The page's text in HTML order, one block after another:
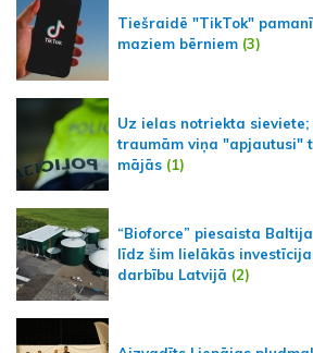
Tiešraidē "TikTok"
maziem bērniem (3)
Uz ielas notriekta
traumām viņa "apjautusi"
mājās (1)
“Bioforce” piesaista
līdz šim lielākās
darbību Latvijā (2)